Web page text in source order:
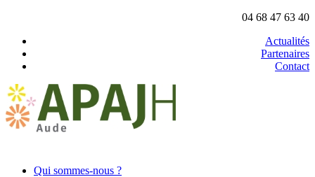
04 68 47 63 40
Actualités
Partenaires
Contact
Qui sommes-nous ?